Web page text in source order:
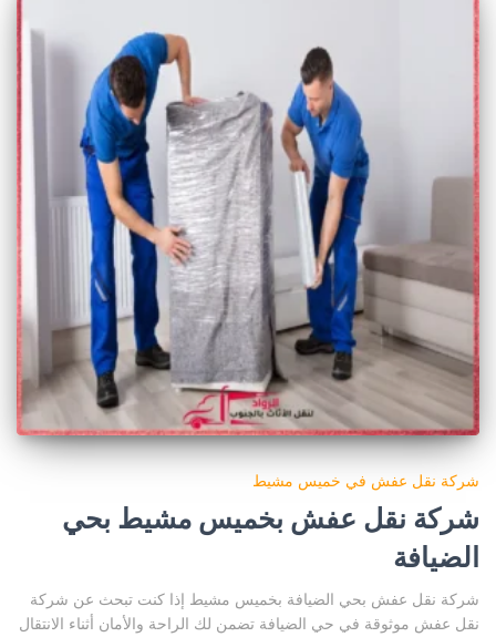
شركة نقل عفش في خميس مشيط
شركة نقل عفش بخميس مشيط بحي
الضيافة
شركة نقل عفش بحي الضيافة بخميس مشيط إذا كنت تبحث عن شركة
نقل عفش موثوقة في حي الضيافة تضمن لك الراحة والأمان أثناء الانتقال